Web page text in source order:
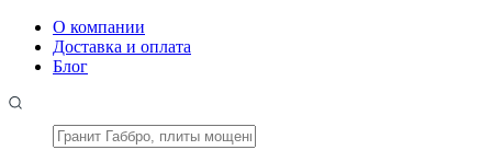
О компании
Доставка и оплата
Блог